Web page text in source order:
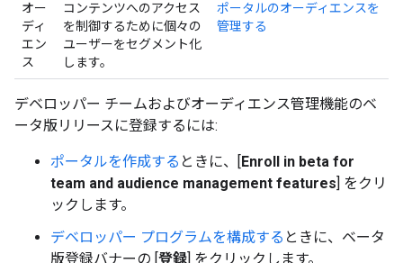
オー
ディ
エン
ス
コンテンツへのアクセス
を制御するために個々の
ユーザーをセグメント化
します。
ポータルのオーディエンスを
管理する
デベロッパー チームおよびオーディエンス管理機能のベ
ータ版リリースに登録するには:
ポータルを作成する ときに、[Enroll in beta for
team and audience management features] をクリ
ックします。
デベロッパー プログラムを構成する ときに、ベータ
版登録バナーの [登録] をクリックします。